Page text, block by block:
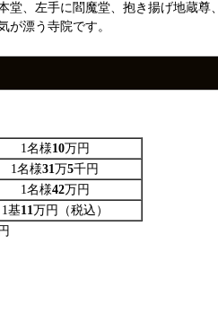
、左手に閻魔堂、抱き揚げ地蔵尊、
が漂う寺院です。
1名様10万円
1名様31万5千円
1名様42万円
1基11万円（税込）